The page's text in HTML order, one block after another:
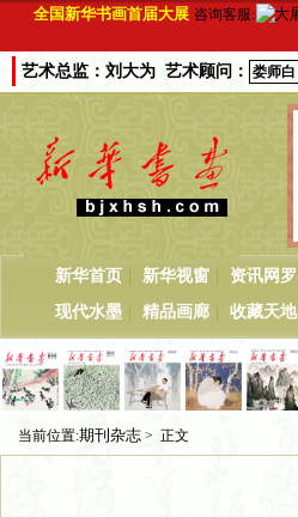
全国新华书画首届大展 咨询客服:
艺术总监：刘大为 艺术顾问： 娄师白
新华首页 | 新华视窗 | 资讯网罗
现代水墨 | 精品画廊 | 收藏天地
当前位置:期刊杂志 > 正文